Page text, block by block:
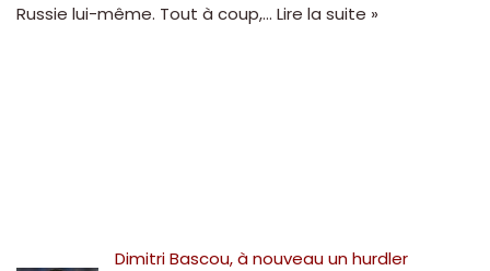
Russie lui-même. Tout à coup,… Lire la suite »
Dimitri Bascou, à nouveau un hurdler